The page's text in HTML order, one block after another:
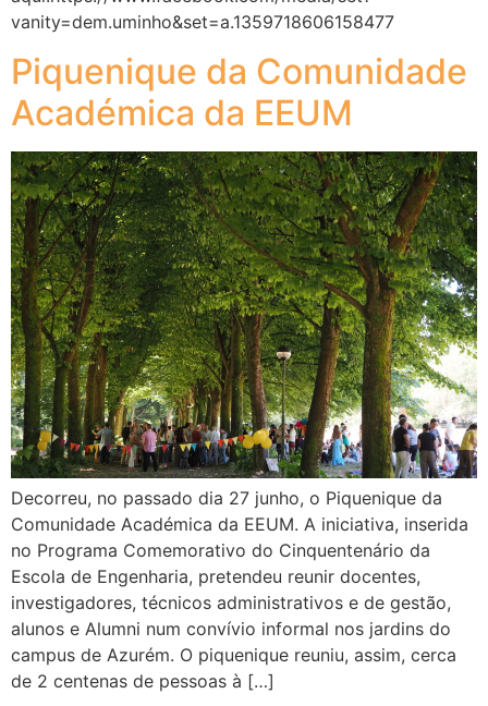
vanity=dem.uminho&set=a.1359718606158477
Piquenique da Comunidade
Académica da EEUM
Decorreu, no passado dia 27 junho, o Piquenique da
Comunidade Académica da EEUM. A iniciativa, inserida
no Programa Comemorativo do Cinquentenário da
Escola de Engenharia, pretendeu reunir docentes,
investigadores, técnicos administrativos e de gestão,
alunos e Alumni num convívio informal nos jardins do
campus de Azurém. O piquenique reuniu, assim, cerca
de 2 centenas de pessoas à […]